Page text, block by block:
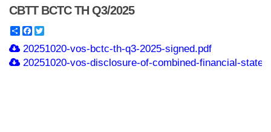
CBTT BCTC TH Q3/2025
ShareFacebook
20251020-vos-bctc-th-q3-2025-signed.pdf
20251020-vos-disclosure-of-combined-financial-